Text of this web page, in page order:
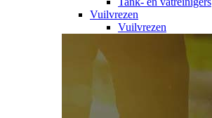
Vuilvrezen
Vuilvrezen